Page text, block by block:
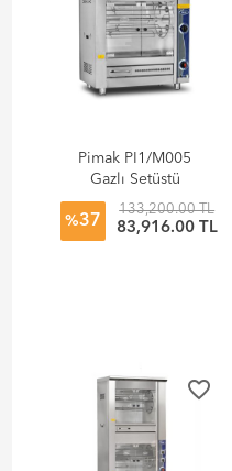
Pimak PI1/M005
Gazlı Setüstü
Tamburlu Piliç
Makinesi
%37
133,200.00 TL
83,916.00 TL
favorite_border